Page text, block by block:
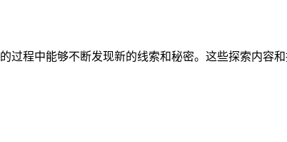
过程中能够不断发现新的线索和秘密。这些探索内容